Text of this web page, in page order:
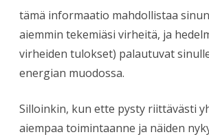
tämä informaatio mahdollistaa
aiemmin tekemiäsi virheitä, ja
virheiden tulokset) palautuvat
energian muodossa.
Silloinkin, kun ette pysty riittävästi
aiempaa toimintaanne ja näiden